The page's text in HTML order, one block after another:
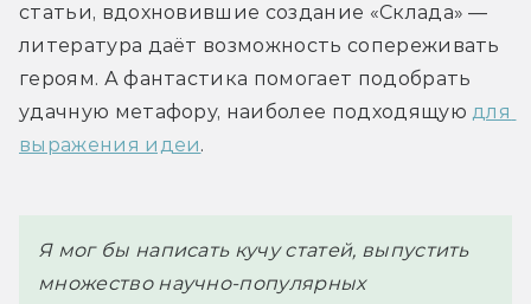
статьи, вдохновившие создание «Склада» —
литература даёт возможность сопереживать
героям. А фантастика помогает подобрать
удачную метафору, наиболее подходящую для
выражения идеи.
Я мог бы написать кучу статей, выпустить
множество научно-популярных